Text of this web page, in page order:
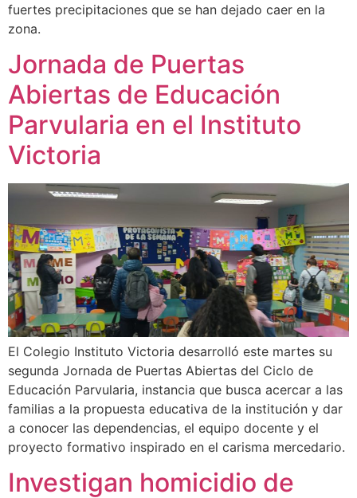
fuertes precipitaciones que se han dejado caer en la
zona.
Jornada de Puertas
Abiertas de Educación
Parvularia en el Instituto
Victoria
El Colegio Instituto Victoria desarrolló este martes su
segunda Jornada de Puertas Abiertas del Ciclo de
Educación Parvularia, instancia que busca acercar a las
familias a la propuesta educativa de la institución y dar
a conocer las dependencias, el equipo docente y el
proyecto formativo inspirado en el carisma mercedario.
Investigan homicidio de